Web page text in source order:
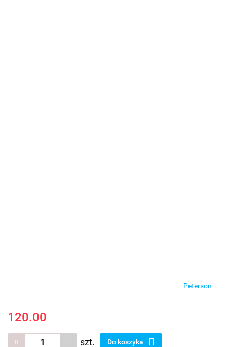
Peterson
120.00
szt. Do koszyka